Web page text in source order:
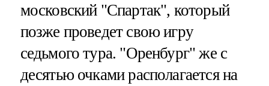
московский "Спартак", который
позже проведет свою игру
седьмого тура. "Оренбург" же с
десятью очками располагается на